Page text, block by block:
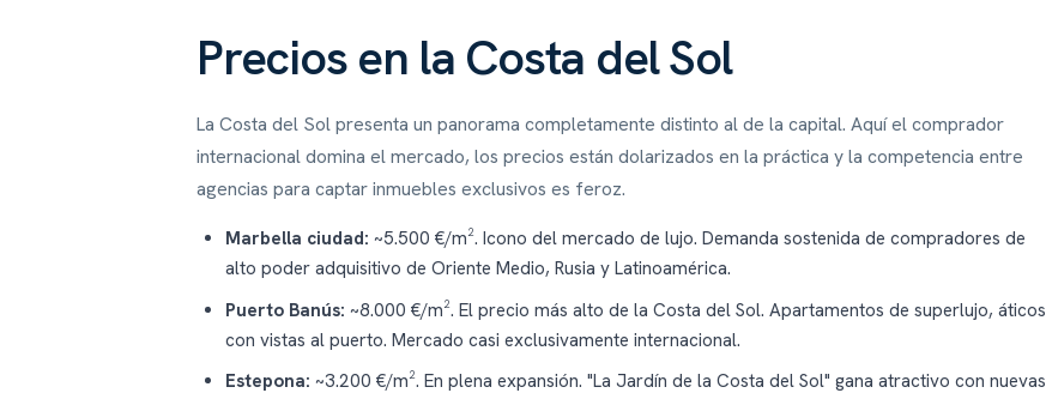
Precios en la Costa del Sol
La Costa del Sol presenta un panorama completamente distinto al de la capital. Aquí el comprador
internacional domina el mercado, los precios están dolarizados en la práctica y la competencia entre
agencias para captar inmuebles exclusivos es feroz.
Marbella ciudad: ~5.500 €/m². Icono del mercado de lujo. Demanda sostenida de compradores de
alto poder adquisitivo de Oriente Medio, Rusia y Latinoamérica.
Puerto Banús: ~8.000 €/m². El precio más alto de la Costa del Sol. Apartamentos de superlujo, áticos
con vistas al puerto. Mercado casi exclusivamente internacional.
Estepona: ~3.200 €/m². En plena expansión. "La Jardín de la Costa del Sol" gana atractivo con nuevas